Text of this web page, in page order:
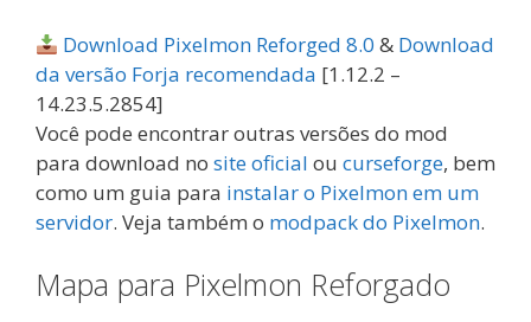
Download Pixelmon Reforged 8.0 & Download
da versão Forja recomendada [1.12.2 –
14.23.5.2854]
Você pode encontrar outras versões do mod
para download no site oficial ou curseforge, bem
como um guia para instalar o Pixelmon em um
servidor. Veja também o modpack do Pixelmon.
Mapa para Pixelmon Reforgado